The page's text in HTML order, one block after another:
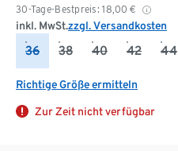
30-Tage-Bestpreis: 18,00 €
inkl. MwSt.zzgl. Versandkosten
36 38 40 42 44
Richtige Größe ermitteln
Zur Zeit nicht verfügbar